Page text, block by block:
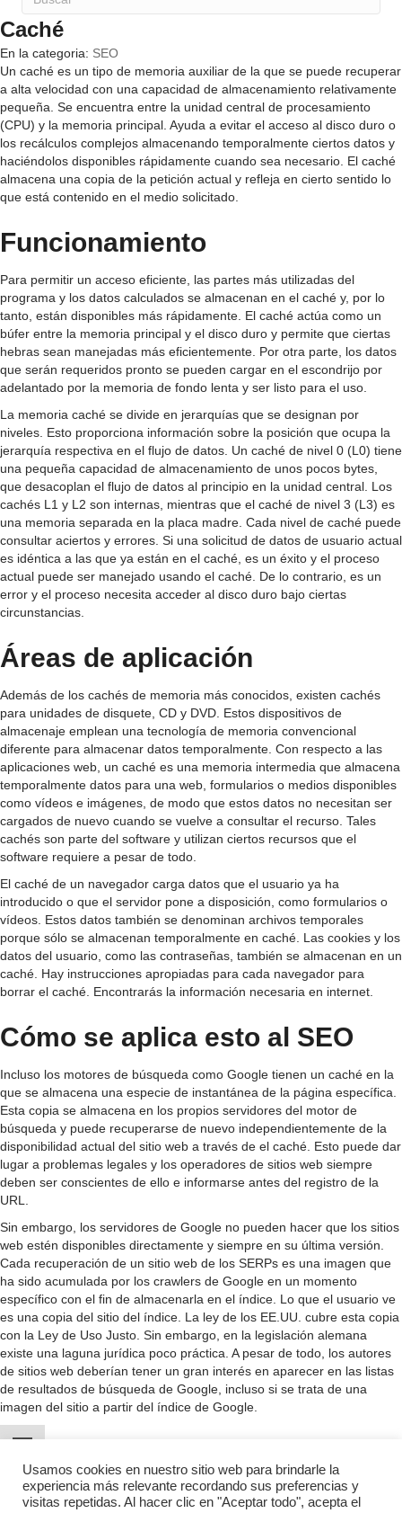
Caché
En la categoria: SEO
Un caché es un tipo de memoria auxiliar de la que se puede recuperar
a alta velocidad con una capacidad de almacenamiento relativamente
pequeña. Se encuentra entre la unidad central de procesamiento
(CPU) y la memoria principal. Ayuda a evitar el acceso al disco duro o
los recálculos complejos almacenando temporalmente ciertos datos y
haciéndolos disponibles rápidamente cuando sea necesario. El caché
almacena una copia de la petición actual y refleja en cierto sentido lo
que está contenido en el medio solicitado.
Funcionamiento
Para permitir un acceso eficiente, las partes más utilizadas del
programa y los datos calculados se almacenan en el caché y, por lo
tanto, están disponibles más rápidamente. El caché actúa como un
búfer entre la memoria principal y el disco duro y permite que ciertas
hebras sean manejadas más eficientemente. Por otra parte, los datos
que serán requeridos pronto se pueden cargar en el escondrijo por
adelantado por la memoria de fondo lenta y ser listo para el uso.
La memoria caché se divide en jerarquías que se designan por
niveles. Esto proporciona información sobre la posición que ocupa la
jerarquía respectiva en el flujo de datos. Un caché de nivel 0 (L0) tiene
una pequeña capacidad de almacenamiento de unos pocos bytes,
que desacoplan el flujo de datos al principio en la unidad central. Los
cachés L1 y L2 son internas, mientras que el caché de nivel 3 (L3) es
una memoria separada en la placa madre. Cada nivel de caché puede
consultar aciertos y errores. Si una solicitud de datos de usuario actual
es idéntica a las que ya están en el caché, es un éxito y el proceso
actual puede ser manejado usando el caché. De lo contrario, es un
error y el proceso necesita acceder al disco duro bajo ciertas
circunstancias.
Áreas de aplicación
Además de los cachés de memoria más conocidos, existen cachés
para unidades de disquete, CD y DVD. Estos dispositivos de
almacenaje emplean una tecnología de memoria convencional
diferente para almacenar datos temporalmente. Con respecto a las
aplicaciones web, un caché es una memoria intermedia que almacena
temporalmente datos para una web, formularios o medios disponibles
como vídeos e imágenes, de modo que estos datos no necesitan ser
cargados de nuevo cuando se vuelve a consultar el recurso. Tales
cachés son parte del software y utilizan ciertos recursos que el
software requiere a pesar de todo.
El caché de un navegador carga datos que el usuario ya ha
introducido o que el servidor pone a disposición, como formularios o
vídeos. Estos datos también se denominan archivos temporales
porque sólo se almacenan temporalmente en caché. Las cookies y los
datos del usuario, como las contraseñas, también se almacenan en un
caché. Hay instrucciones apropiadas para cada navegador para
borrar el caché. Encontrarás la información necesaria en internet.
Cómo se aplica esto al SEO
Incluso los motores de búsqueda como Google tienen un caché en la
que se almacena una especie de instantánea de la página específica.
Esta copia se almacena en los propios servidores del motor de
búsqueda y puede recuperarse de nuevo independientemente de la
disponibilidad actual del sitio web a través de el caché. Esto puede dar
lugar a problemas legales y los operadores de sitios web siempre
deben ser conscientes de ello e informarse antes del registro de la
URL.
Sin embargo, los servidores de Google no pueden hacer que los sitios
web estén disponibles directamente y siempre en su última versión.
Cada recuperación de un sitio web de los SERPs es una imagen que
ha sido acumulada por los crawlers de Google en un momento
específico con el fin de almacenarla en el índice. Lo que el usuario ve
es una copia del sitio del índice. La ley de los EE.UU. cubre esta copia
con la Ley de Uso Justo. Sin embargo, en la legislación alemana
existe una laguna jurídica poco práctica. A pesar de todo, los autores
de sitios web deberían tener un gran interés en aparecer en las listas
de resultados de búsqueda de Google, incluso si se trata de una
imagen del sitio a partir del índice de Google.
Usamos cookies en nuestro sitio web para brindarle la
experiencia más relevante recordando sus preferencias y
visitas repetidas. Al hacer clic en "Aceptar todo", acepta el